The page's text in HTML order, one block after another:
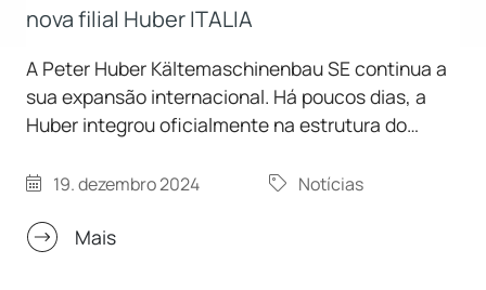
nova filial Huber ITALIA
A Peter Huber Kältemaschinenbau SE continua a
sua expansão internacional. Há poucos dias, a
Huber integrou oficialmente na estrutura do
data "Huber Italia", com sede em Legnano.
19. dezembro 2024 Notícias
Mais